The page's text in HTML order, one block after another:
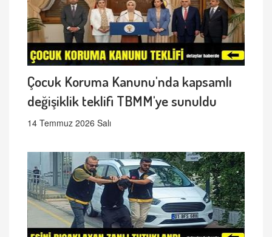
Çocuk Koruma Kanunu'nda kapsamlı
değişiklik teklifi TBMM'ye sunuldu
14 Temmuz 2026 Salı